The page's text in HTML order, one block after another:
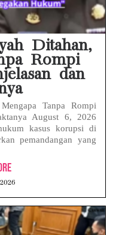
Ditahan,
Rompi
dan
Tanpa Rompi
August 6, 2026
kasus korupsi di
pemandangan yang